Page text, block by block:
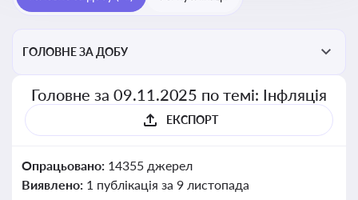
ГОЛОВНЕ ЗА ДОБУ
Головне за 09.11.2025 по темі: Інфляція
ЕКСПОРТ
Опрацьовано: 14355 джерел
Виявлено: 1 публікація за 9 листопада